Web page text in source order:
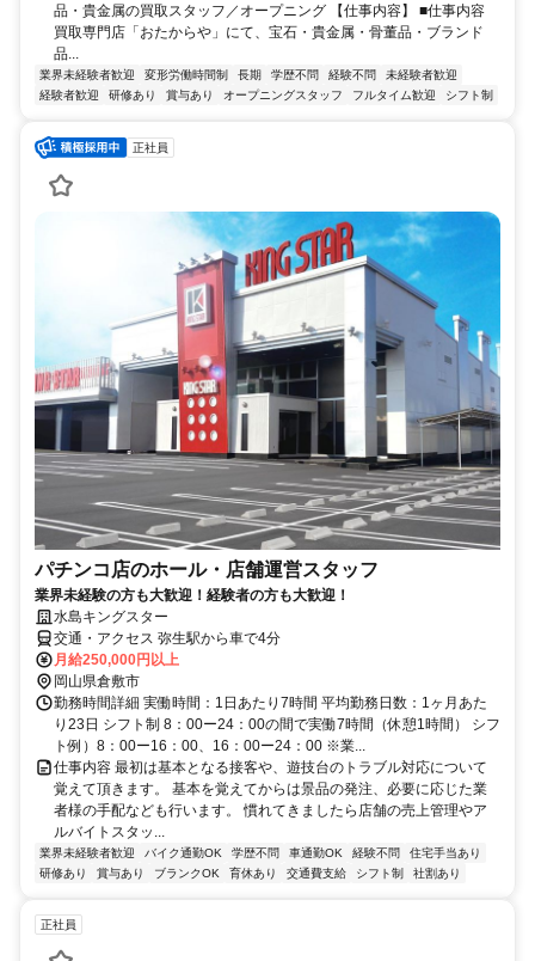
品・貴金属の買取スタッフ／オープニング 【仕事内容】 ■仕事内容
買取専門店「おたからや」にて、宝石・貴金属・骨董品・ブランド
品...
業界未経験者歓迎 変形労働時間制 長期 学歴不問 経験不問
未経験者歓迎
経験者歓迎
研修あり 賞与あり オープニングスタッフ フルタイム歓迎 シフト制
正社員
パチンコ店のホール・店舗運営スタッフ
業界未経験の方も大歓迎！経験者の方も大歓迎！
水島キングスター
交通・アクセス 弥生駅から車で4分
月給250,000円以上
岡山県倉敷市
勤務時間詳細 実働時間：1日あたり7時間 平均勤務日数：1ヶ月あた
り23日 シフト制 8：00ー24：00の間で実働7時間（休憩1時間） シフ
ト例）8：00ー16：00、16：00ー24：00 ※業...
仕事内容 最初は基本となる接客や、遊技台のトラブル対応について
覚えて頂きます。 基本を覚えてからは景品の発注、必要に応じた業
者様の手配なども行います。 慣れてきましたら店舗の売上管理やア
ルバイトスタッ...
業界未経験者歓迎 バイク通勤OK 学歴不問 車通勤OK 経験不問
住宅手当あり
研修あり
賞与あり ブランクOK 育休あり 交通費支給 シフト制 社割あり
正社員